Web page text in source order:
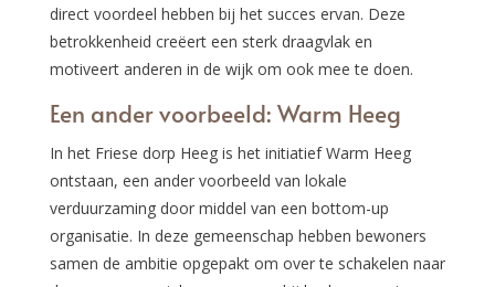
direct voordeel hebben bij het succes ervan. Deze
betrokkenheid creëert een sterk draagvlak en
motiveert anderen in de wijk om ook mee te doen.
Een ander voorbeeld: Warm Heeg
In het Friese dorp Heeg is het initiatief Warm Heeg
ontstaan, een ander voorbeeld van lokale
verduurzaming door middel van een bottom-up
organisatie. In deze gemeenschap hebben bewoners
samen de ambitie opgepakt om over te schakelen naar